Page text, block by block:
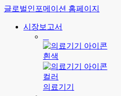
글로벌인포메이션 홈페이지
시장보고서
의료기기